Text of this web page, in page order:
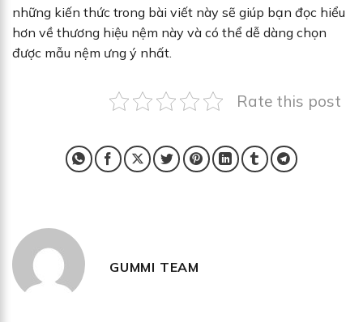
những kiến thức trong bài viết này sẽ giúp bạn đọc hiểu
hơn về thương hiệu nệm này và có thể dễ dàng chọn
được mẫu nệm ưng ý nhất.
Rate this post
GUMMI TEAM